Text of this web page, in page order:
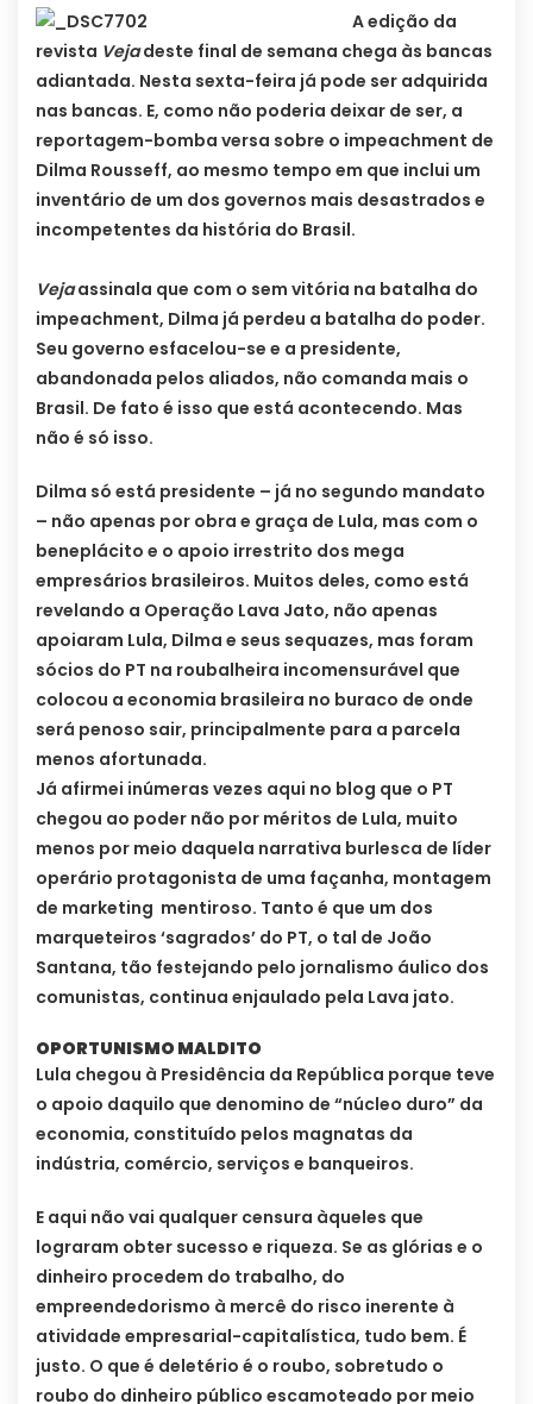
A edição da
revista Vejadeste final de semana chega às bancas
adiantada. Nesta sexta-feira já pode ser adquirida
nas bancas. E, como não poderia deixar de ser, a
reportagem-bomba versa sobre o impeachment de
Dilma Rousseff, ao mesmo tempo em que inclui um
inventário de um dos governos mais desastrados e
incompetentes da história do Brasil.
Vejaassinala que com o sem vitória na batalha do
impeachment, Dilma já perdeu a batalha do poder.
Seu governo esfacelou-se e a presidente,
abandonada pelos aliados, não comanda mais o
Brasil. De fato é isso que está acontecendo. Mas
não é só isso.
Dilma só está presidente – já no segundo mandato
– não apenas por obra e graça de Lula, mas com o
beneplácito e o apoio irrestrito dos mega
empresários brasileiros. Muitos deles, como está
revelando a Operação Lava Jato, não apenas
apoiaram Lula, Dilma e seus sequazes, mas foram
sócios do PT na roubalheira incomensurável que
colocou a economia brasileira no buraco de onde
será penoso sair, principalmente para a parcela
menos afortunada.
Já afirmei inúmeras vezes aqui no blog que o PT
chegou ao poder não por méritos de Lula, muito
menos por meio daquela narrativa burlesca de líder
operário protagonista de uma façanha, montagem
de marketing mentiroso. Tanto é que um dos
marqueteiros ‘sagrados’ do PT, o tal de João
Santana, tão festejando pelo jornalismo áulico dos
comunistas, continua enjaulado pela Lava jato.
OPORTUNISMO MALDITO
Lula chegou à Presidência da República porque teve
o apoio daquilo que denomino de “núcleo duro” da
economia, constituído pelos magnatas da
indústria, comércio, serviços e banqueiros.
E aqui não vai qualquer censura àqueles que
lograram obter sucesso e riqueza. Se as glórias e o
dinheiro procedem do trabalho, do
empreendedorismo à mercê do risco inerente à
atividade empresarial-capitalística, tudo bem. É
justo. O que é deletério é o roubo, sobretudo o
roubo do dinheiro público escamoteado por meio